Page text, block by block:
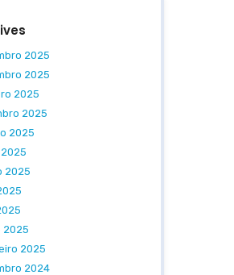
2025
2025
2025
2025
2025
2025
2025
2025
2024